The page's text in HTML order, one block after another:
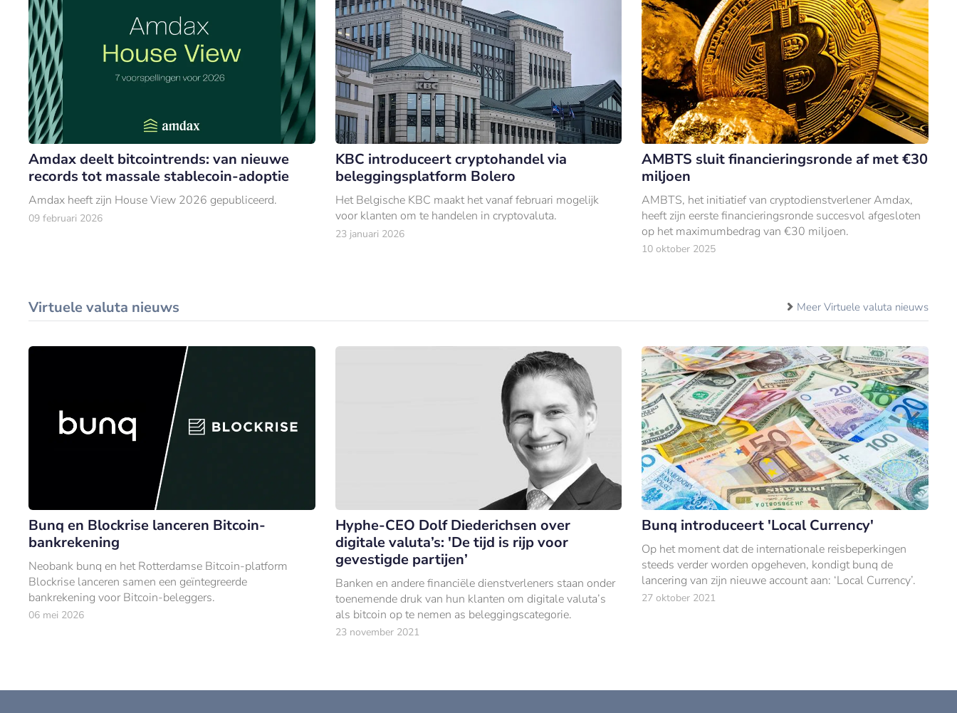
Amdax deelt bitcointrends: van nieuwe
records tot massale stablecoin-adoptie
Amdax heeft zijn House View 2026 gepubliceerd.
09 februari 2026
KBC introduceert cryptohandel via
beleggingsplatform Bolero
Het Belgische KBC maakt het vanaf februari mogelijk
voor klanten om te handelen in cryptovaluta.
23 januari 2026
AMBTS sluit financieringsronde af met €30
miljoen
AMBTS, het initiatief van cryptodienstverlener Amdax,
heeft zijn eerste financieringsronde succesvol afgesloten
op het maximumbedrag van €30 miljoen.
10 oktober 2025
Virtuele valuta nieuws Meer Virtuele valuta nieuws
Bunq en Blockrise lanceren Bitcoin-
bankrekening
Neobank bunq en het Rotterdamse Bitcoin-platform
Blockrise lanceren samen een geïntegreerde
bankrekening voor Bitcoin-beleggers.
06 mei 2026
Hyphe-CEO Dolf Diederichsen over
digitale valuta’s: 'De tijd is rijp voor
gevestigde partijen’
Banken en andere financiële dienstverleners staan onder
toenemende druk van hun klanten om digitale valuta’s
als bitcoin op te nemen as beleggingscategorie.
23 november 2021
Bunq introduceert 'Local Currency'
Op het moment dat de internationale reisbeperkingen
steeds verder worden opgeheven, kondigt bunq de
lancering van zijn nieuwe account aan: ‘Local Currency’.
27 oktober 2021